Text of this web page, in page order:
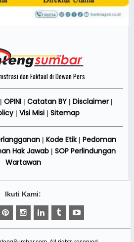
dan Faktaul di Dewan Pers
OPINI Catatan BY| Disclaimer|
| Visi Misi Sitemap
| Kode Etik| Pedoman
Hak Jawab| SOP Perlindungan
Wartawan
Ikuti Kami: